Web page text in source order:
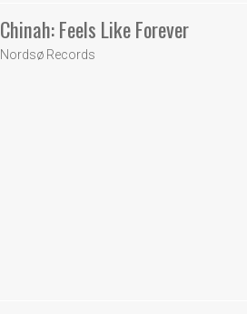
Chinah: Feels Like Forever
Nordsø Records